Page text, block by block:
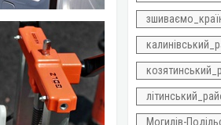
Могилів-